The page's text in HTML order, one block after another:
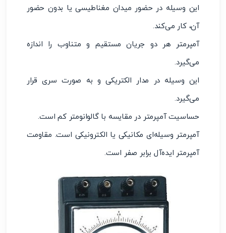
این وسیله در حضور میدان مغناطیسی یا بدون حضور
آن، کار می‌کند.
آمپرمتر هر دو جریان مستقیم و متناوب را اندازه
می‌گیرد.
این وسیله در مدار الکتریکی و به صورت سری قرار
می‌گیرد.
حساسیت آمپرمتر در مقایسه با گالوانومتر کم است.
آمپرمتر وسیله‌ای مکانیکی یا الکترونیکی است. مقاومت
آمپرمتر ایده‌آل برابر صفر است.